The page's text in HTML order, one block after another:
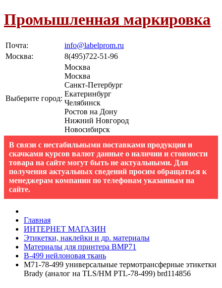
Промышленная маркировка
Почта:
info@labelprom.ru
Москва: 8(495)722-51-96
Выберите город:
Москва
Москва
Санкт-Петербург
Екатеринбург
Челябинск
Ростов на Дону
Нижний Новгород
Новосибирск
В связи с нестабильными поставками продукции и
скачками курсов валют данные о наличии и стоимости
товара на сайте могут быть не актуальными. Для
получения актуальных сведений просим обращаться к
менеджерам компании по телефонам указанным на
сайте.
Главная
ИНТЕРНЕТ МАГАЗИН
Этикетки, наклейки и др. материалы
Материалы для принтера BMP71
B-499 нейлоновая ткань
M71-78-499 универсальные термотрансферные этикетки
Brady (аналог на TLS/HM PTL-78-499) brd114856